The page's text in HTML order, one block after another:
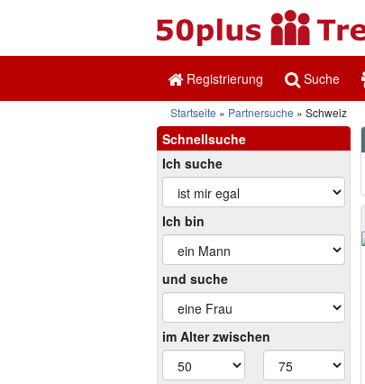
Registrierung Suche
Startseite Partnersuche Schweiz
Schnellsuche
Ich suche
Ich bin
und suche
im Alter zwischen